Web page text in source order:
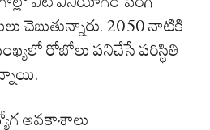
చెబుతున్నారు. 2050 నాటికి
రోబోలు పనిచేసే పరిస్థితి
అవకాశాలు